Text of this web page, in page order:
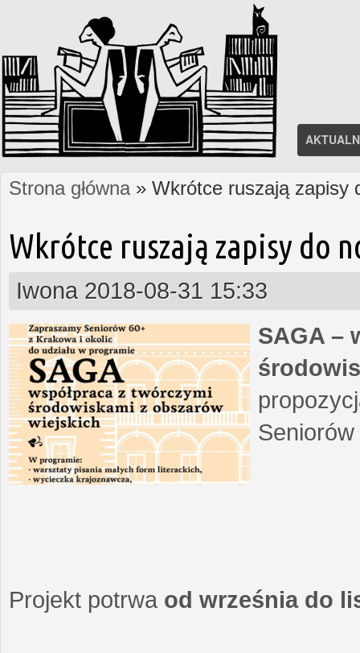
Jesteś tutaj
Strona główna» Wkrótce ruszają zapisy
Wkrótce ruszają zapisy do
Iwona 2018-08-31 15:33
SAGA –
Projekt potrwa od września do